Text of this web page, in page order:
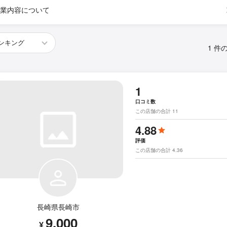
内容について
1 件
長崎県長崎市
9,000
1
口コミ数
この店舗の合計 11
4.88
評価
この店舗の合計 4.36